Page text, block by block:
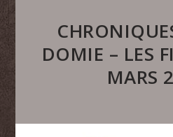
DOMIE – LES
MARS